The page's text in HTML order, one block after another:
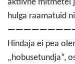
aktiivne mitmetel
hulga raamatuid
Hindaja ei pea
„hobusetundja“,